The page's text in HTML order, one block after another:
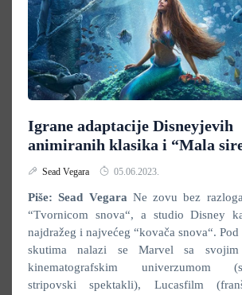
Igrane adaptacije Disneyjevih
animiranih klasika i “Mala
Sead Vegara 05.06.2023.
Piše: Sead Vegara Ne zovu bez
“Tvornicom snova“, a studio Disney
najdražeg i najvećeg “kovača snova“.
skutima nalazi se Marvel sa svojim
kinematografskim univerzumom
stripovski spektakli), Lucasfilm